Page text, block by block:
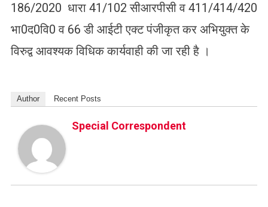
186/2020 धारा 41/102 सीआरपीसी व 411/414/420
भा0द0वि0 व 66 डी आईटी एक्ट पंजीकृत कर अभियुक्त के
विरुद्व आवश्यक विधिक कार्यवाही की जा रही है ।
Author Recent Posts
Special Correspondent